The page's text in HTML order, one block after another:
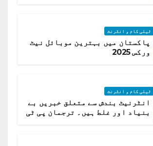
ٹیلی کام و انٹرنٹ
پاکستان میں بہترین موبائل نیٹ
ورکس 2025
ٹیلی کام و انٹرنٹ
انٹرنیٹ بندش سے متعلق خبریں بے
بنیاد اور غلط ہیں۔ ترجمان پی ٹی